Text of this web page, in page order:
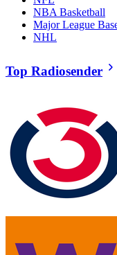
NBA Basketball
Major League
NHL
Top Radiosender